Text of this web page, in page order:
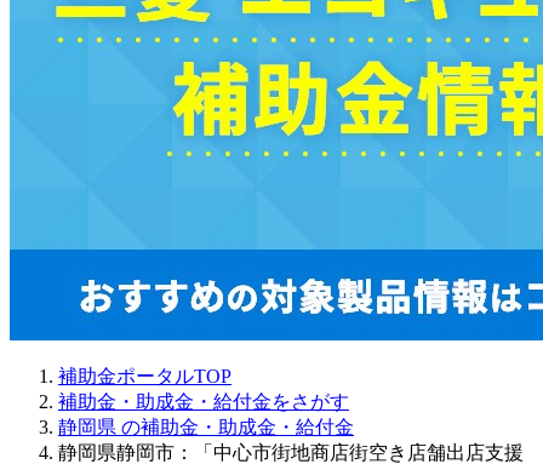
補助金ポータルTOP
補助金・助成金・給付金をさがす
静岡県 の補助金・助成金・給付金
静岡県静岡市：「​中心市街地商店街空き店舗出店支援